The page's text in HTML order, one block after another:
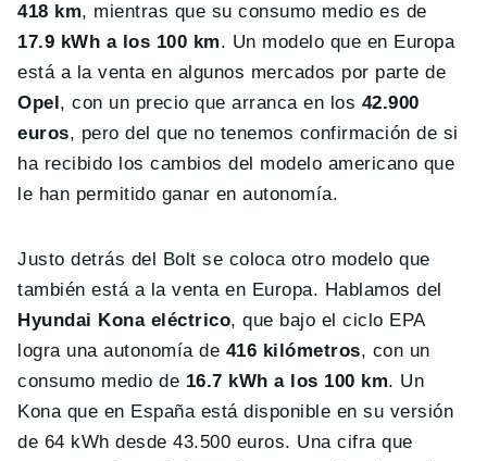
418 km, mientras que su consumo medio es de
17.9 kWh a los 100 km. Un modelo que en Europa
está a la venta en algunos mercados por parte de
Opel , con un precio que arranca en los 42.900
euros, pero del que no tenemos confirmación de si
ha recibido los cambios del modelo americano que
le han permitido ganar en autonomía.
Justo detrás del Bolt se coloca otro modelo que
también está a la venta en Europa. Hablamos del
Hyundai Kona eléctrico, que bajo el ciclo EPA
logra una autonomía de 416 kilómetros, con un
consumo medio de 16.7 kWh a los 100 km. Un
Kona que en España está disponible en su versión
de 64 kWh desde 43.500 euros. Una cifra que